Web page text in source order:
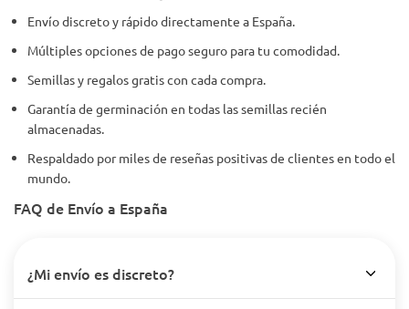
Envío discreto y rápido directamente a España.
Múltiples opciones de pago seguro para tu comodidad.
Semillas y regalos gratis con cada compra.
Garantía de germinación en todas las semillas recién
almacenadas.
Respaldado por miles de reseñas positivas de clientes en todo el
mundo.
FAQ de Envío a España
¿Mi envío es discreto?